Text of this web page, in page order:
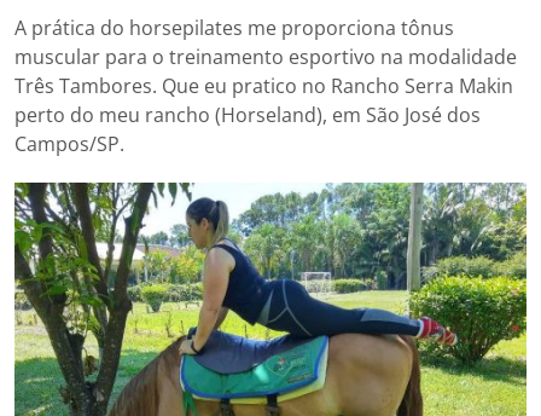
A prática do horsepilates me proporciona tônus
muscular para o treinamento esportivo na modalidade
Três Tambores. Que eu pratico no Rancho Serra Makin
perto do meu rancho (Horseland), em São José dos
Campos/SP.